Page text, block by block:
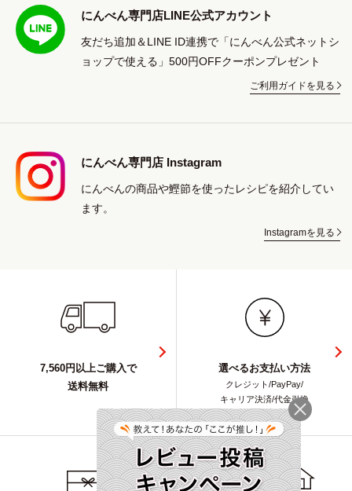
にんべん専門店LINE公式アカウント
友だち追加＆LINE ID連携で「にんべん公式ネットシ
ョップで使える」500円OFFクーポンプレゼント
ご利用ガイドを見る
にんべん専門店 Instagram
にんべんの商品や鰹節を使ったレシピを紹介してい
ます。
Instagramを見る
7,560円以上ご購入で
送料無料
選べるお支払い方法
クレジット/PayPay/
キャリア決済/代金引換